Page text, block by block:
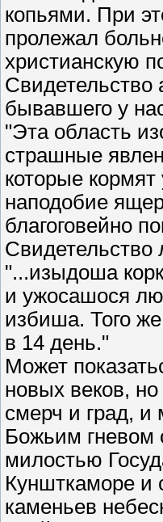
копьями. При
пролежал
христианскую
Свидетельство
бывавшего у
"Эта область
страшные
которые
наподобие
благоговейно
Свидетельство
"...изыдоша
и ужосашося
избиша. Того
в 14 день."
Может
новых веков,
смерч и град, и
Божьим гневом
милостью
Куншткаморе и
каменьев